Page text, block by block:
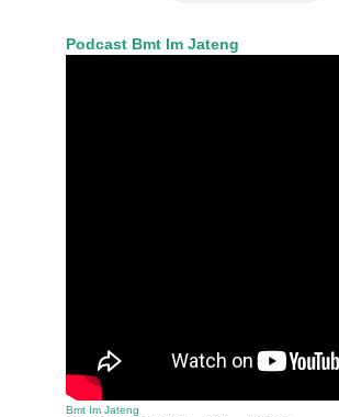
Podcast Bmt Im Jateng
Bmt Im Jateng